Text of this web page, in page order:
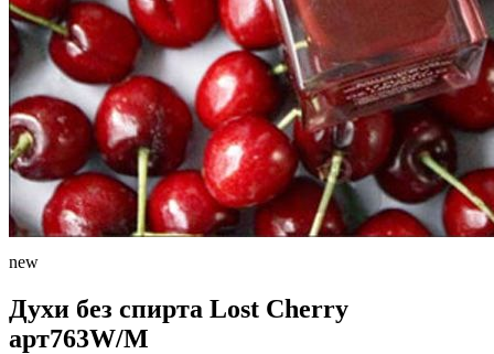
new
Духи без спирта Lost Cherry
арт763W/M